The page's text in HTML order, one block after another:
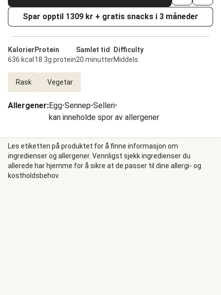
Spar opptil 1309 kr + gratis snacks i 3 måneder
Kalorier
636 kcal
Protein
18.3g protein
Samlet tid
20 minutter
Difficulty
Middels
Rask Vegetar
Allergener:Egg•Sennep•Selleri•
kan inneholde spor av allergener
Les etiketten på produktet for å finne informasjon om
ingredienser og allergener. Vennligst sjekk ingredienser du
allerede har hjemme for å sikre at de passer til dine allergi- og
kostholdsbehov.